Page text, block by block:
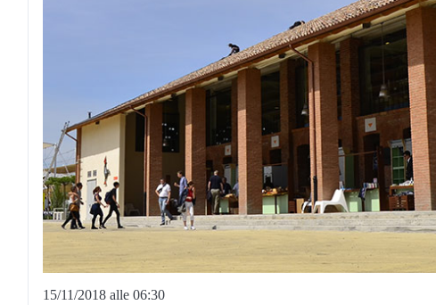
15/11/2018 alle 06:30